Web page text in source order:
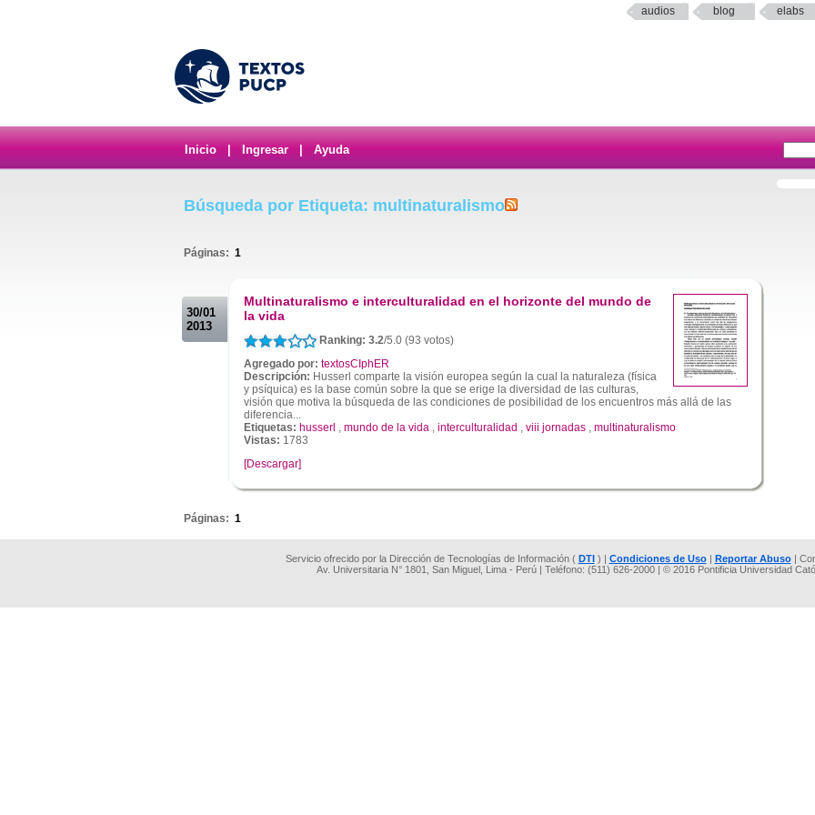
audios blog elabs
Inicio Ingresar Ayuda
Búsqueda por Etiqueta: multinaturalismo
Páginas: 1
30/01
2013
Multinaturalismo e interculturalidad en el horizonte del mundo de
la vida
Ranking: 3.2/5.0 (93 votos)
Agregado por: textosCIphER
Descripción: Husserl comparte la visión europea según la cual la naturaleza (física
y psíquica) es la base común sobre la que se erige la diversidad de las culturas,
visión que motiva la búsqueda de las condiciones de posibilidad de los encuentros más allá de las
diferencia...
Etiquetas: husserl , mundo de la vida , interculturalidad , viii jornadas , multinaturalismo
Vistas: 1783
[Descargar]
Páginas: 1
Servicio ofrecido por la Dirección de Tecnologías de Información ( DTI) | Condiciones de Uso| Reportar Abuso|
Av. Universitaria N° 1801, San Miguel, Lima - Perú | Teléfono: (511) 626-2000 | © 2016 Pontificia Universidad